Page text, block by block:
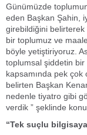
Günümüzde
eden Başkan Şahin,
girebildiğini
bir toplumuz ve
böyle yetiştiriyoruz.
toplumsal şiddetin bir
kapsamında pek
belirten Başkan
nedenle tiyatro gibi
verdik ” şeklinde
“Tek suçlu